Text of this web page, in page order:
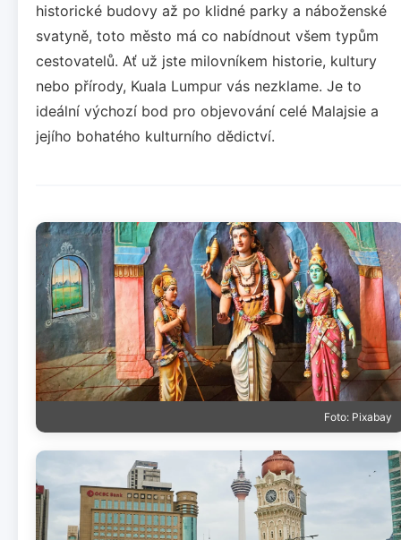
historické budovy až po klidné parky a náboženské
svatyně, toto město má co nabídnout všem typům
cestovatelů. Ať už jste milovníkem historie, kultury
nebo přírody, Kuala Lumpur vás nezklame. Je to
ideální výchozí bod pro objevování celé Malajsie a
jejího bohatého kulturního dědictví.
Foto: Pixabay